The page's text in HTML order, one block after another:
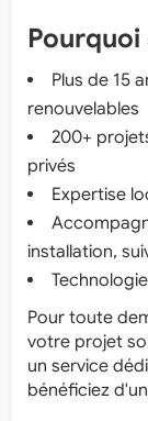
Pourquoi
Plus de 15
renouvelables
200+
privés
Expertise
installation,
Pour toute
votre projet
un service
bénéficiez